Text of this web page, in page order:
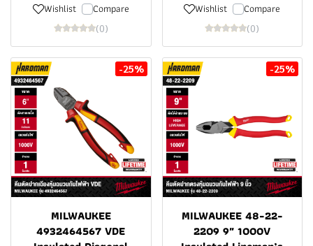
Wishlist Compare
(0)
Wishlist Compare
(0)
-25%
MILWAUKEE
4932464567 VDE
-25%
MILWAUKEE 48-22-
2209 9″ 1000V